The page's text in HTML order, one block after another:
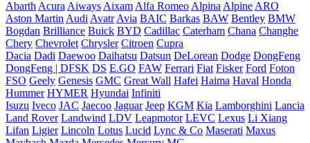
Abarth Acura Aiways Aixam Alfa Romeo Alpina Alpine ARO
Aston Martin Audi Avatr Avia BAIC Barkas BAW Bentley BMW
Bogdan Brilliance Buick BYD Cadillac Caterham Chana Changhe
Chery Chevrolet Chrysler Citroen Cupra
Dacia Dadi Daewoo Daihatsu Datsun DeLorean Dodge DongFeng
DongFeng | DFSK DS E.GO FAW Ferrari Fiat Fisker Ford Foton
FSO Geely Genesis GMC Great Wall Hafei Haima Haval Honda
Hummer HYMER Hyundai Infiniti
Isuzu Iveco JAC Jaecoo Jaguar Jeep KGM Kia Lamborghini Lancia
Land Rover Landwind LDV Leapmotor LEVC Lexus Li Xiang
Lifan Ligier Lincoln Lotus Lucid Lync & Co Maserati Maxus